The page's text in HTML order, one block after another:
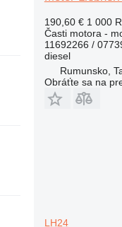
190,60 € 1 000
Časti motora -
11692266 /
diesel
Rumunsko,
Obráťte sa na
LH24